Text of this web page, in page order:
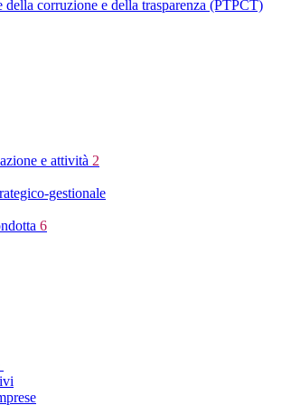
corruzione e della trasparenza (PTPCT)
e attività 2
gestionale
6